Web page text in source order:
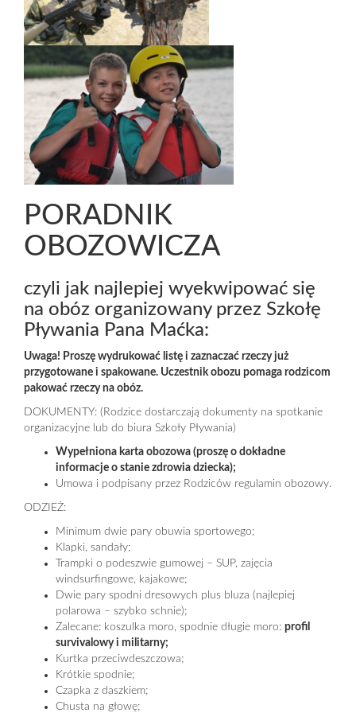
PORADNIK
OBOZOWICZA
czyli jak najlepiej wyekwipować się
na obóz organizowany przez Szkołę
Pływania Pana Maćka:
Uwaga! Proszę wydrukować listę i zaznaczać rzeczy już
przygotowane i spakowane. Uczestnik obozu pomaga rodzicom
pakować rzeczy na obóz.
DOKUMENTY: (Rodzice dostarczają dokumenty na spotkanie
organizacyjne lub do biura Szkoły Pływania)
Wypełniona karta obozowa (proszę o dokładne
informacje o stanie zdrowia dziecka);
Umowa i podpisany przez Rodziców regulamin obozowy.
ODZIEŻ:
Minimum dwie pary obuwia sportowego;
Klapki, sandały;
Trampki o podeszwie gumowej – SUP, zajęcia
windsurfingowe, kajakowe;
Dwie pary spodni dresowych plus bluza (najlepiej
polarowa – szybko schnie);
Zalecane: koszulka moro, spodnie długie moro: profil
survivalowy i militarny;
Kurtka przeciwdeszczowa;
Krótkie spodnie;
Czapka z daszkiem;
Chusta na głowę;